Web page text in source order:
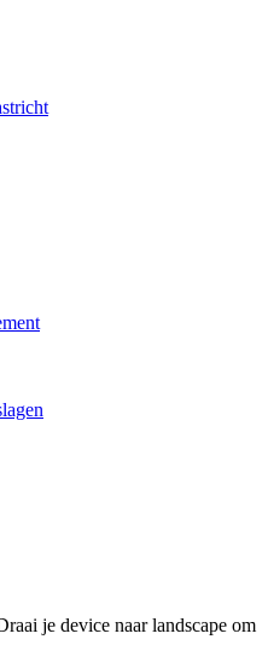
je device naar landscape om